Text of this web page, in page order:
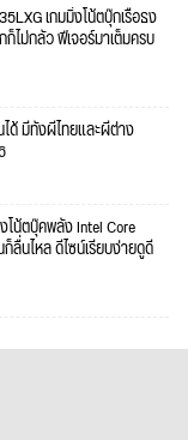
เกมมิ่งโน้ตบุ๊กเรือธง
ไม่กลัว ฟีเจอร์มาเต็มครบ
ด้ มีทั้งผีไทยและผีต่าง
โน้ตบุ๊คพลัง Intel Core
ลื่นไหล ดีไซน์เรียบง่ายดูดี